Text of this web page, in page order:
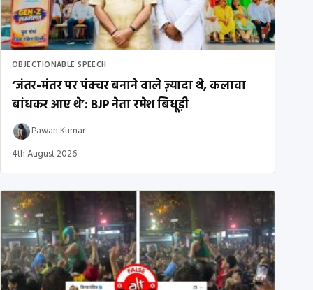
OBJECTIONABLE SPEECH
‘जंतर-मंतर पर पंक्चर बनाने वाले ज़्यादा थे, कलावा
बांधकर आए थे’: BJP नेता रमेश बिधूड़ी
Pawan Kumar
4th August 2026